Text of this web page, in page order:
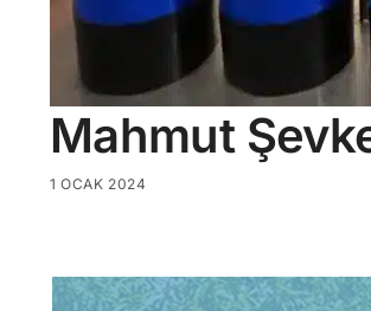
Mahmut
1 OCAK 2024